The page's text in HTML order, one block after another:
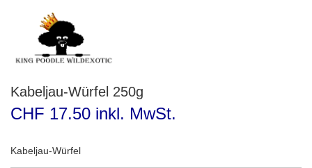
Kabeljau-Würfel 250g
CHF 17.50 inkl. MwSt.
Kabeljau-Würfel